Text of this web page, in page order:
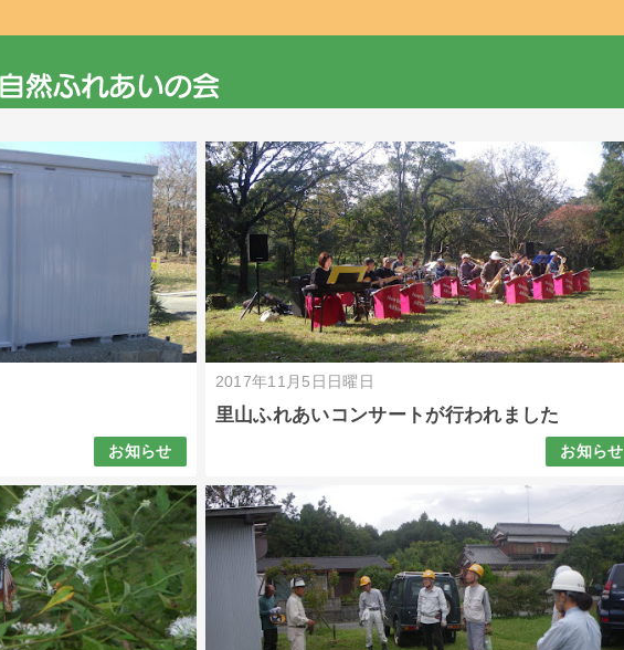
お知らせ
2017年11月5日日曜日
里山ふれあいコンサートが行われました
お知らせ